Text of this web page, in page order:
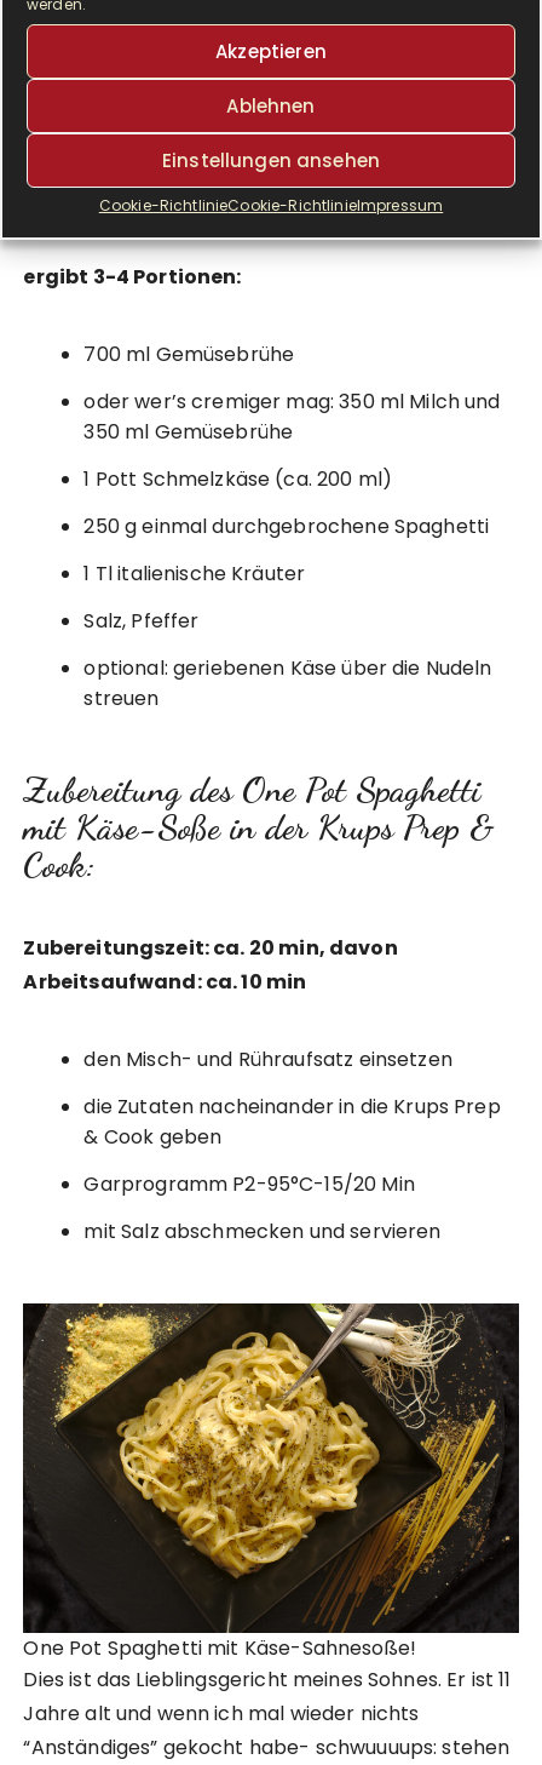
werden.
Akzeptieren
Ablehnen
Einstellungen ansehen
Cookie-RichtlinieCookie-RichtlinieImpressum
Spaghetti in Käse-Soße in der Krups
Prep & Cook:
Zutaten für die One Pot Spaghetti in
Käse-Soße:
ergibt 3-4 Portionen:
700 ml Gemüsebrühe
oder wer’s cremiger mag: 350 ml Milch und
350 ml Gemüsebrühe
1 Pott Schmelzkäse (ca. 200 ml)
250 g einmal durchgebrochene Spaghetti
1 Tl italienische Kräuter
Salz, Pfeffer
optional: geriebenen Käse über die Nudeln
streuen
Zubereitung des One Pot Spaghetti
mit Käse-Soße in der Krups Prep &
Cook:
Zubereitungszeit: ca. 20 min, davon
Arbeitsaufwand: ca. 10 min
den Misch- und Rühraufsatz einsetzen
die Zutaten nacheinander in die Krups Prep
& Cook geben
Garprogramm P2-95°C-15/20 Min
mit Salz abschmecken und servieren
One Pot Spaghetti mit Käse-Sahnesoße!
Dies ist das Lieblingsgericht meines Sohnes. Er ist 11
Jahre alt und wenn ich mal wieder nichts
“Anständiges” gekocht habe- schwuuuups: stehen